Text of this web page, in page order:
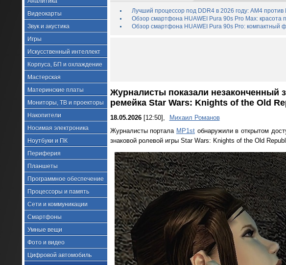
Видеокарты
Звук и акустика
Игры
Искусственный интеллект
Корпуса, БП и охлаждение
Мастерская
Материнские платы
Мониторы, ТВ и проекторы
Накопители
Носимая электроника
Ноутбуки и ПК
Периферия
Планшеты
Программное обеспечение
Процессоры и память
Сети и коммуникации
Смартфоны
Умные вещи
Фото и видео
Цифровой автомобиль
Лучший процессор под DDR4 в 2026 году: AM4 против
Обзор смартфона HUAWEI Pura 90s Pro Max: красота
Обзор смартфона HUAWEI Pura 90s Pro: компактный
Журналисты показали незаконченный
ремейка Star Wars: Knights of the Old
18.05.2026[12:50],
Михаил Романов
Журналисты портала MP1stобнаружили в открытом
знаковой ролевой игры Star Wars: Knights of the Old